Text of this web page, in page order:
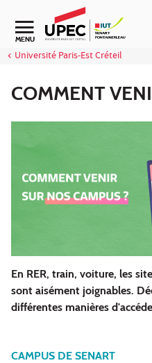
Aller au contenu
Navigation secondaire
MENU
Université Paris-Est Créteil
COMMENT
En RER, train, voiture, les
sont aisément joignables.
différentes manières
CAMPUS DE SENART